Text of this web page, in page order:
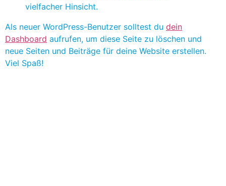
vielfacher Hinsicht.
Als neuer WordPress-Benutzer solltest du dein
Dashboard aufrufen, um diese Seite zu löschen und
neue Seiten und Beiträge für deine Website erstellen.
Viel Spaß!